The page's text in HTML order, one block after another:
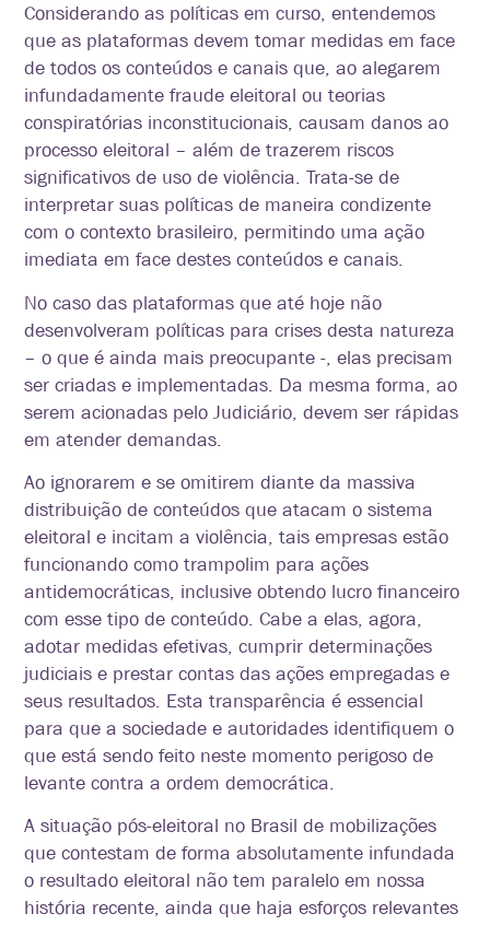
Considerando as políticas em curso, entendemos
que as plataformas devem tomar medidas em face
de todos os conteúdos e canais que, ao alegarem
infundadamente fraude eleitoral ou teorias
conspiratórias inconstitucionais, causam danos ao
processo eleitoral – além de trazerem riscos
significativos de uso de violência. Trata-se de
interpretar suas políticas de maneira condizente
com o contexto brasileiro, permitindo uma ação
imediata em face destes conteúdos e canais.
No caso das plataformas que até hoje não
desenvolveram políticas para crises desta natureza
– o que é ainda mais preocupante -, elas precisam
ser criadas e implementadas. Da mesma forma, ao
serem acionadas pelo Judiciário, devem ser rápidas
em atender demandas.
Ao ignorarem e se omitirem diante da massiva
distribuição de conteúdos que atacam o sistema
eleitoral e incitam a violência, tais empresas estão
funcionando como trampolim para ações
antidemocráticas, inclusive obtendo lucro financeiro
com esse tipo de conteúdo. Cabe a elas, agora,
adotar medidas efetivas, cumprir determinações
judiciais e prestar contas das ações empregadas e
seus resultados. Esta transparência é essencial
para que a sociedade e autoridades identifiquem o
que está sendo feito neste momento perigoso de
levante contra a ordem democrática.
A situação pós-eleitoral no Brasil de mobilizações
que contestam de forma absolutamente infundada
o resultado eleitoral não tem paralelo em nossa
história recente, ainda que haja esforços relevantes